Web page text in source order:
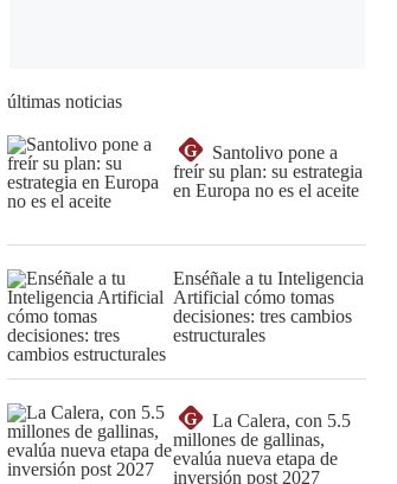
últimas noticias
G
Santolivo pone a
freír su plan: su estrategia
en Europa no es el aceite
Enséñale a tu Inteligencia
Artificial cómo tomas
decisiones: tres cambios
estructurales
G
La Calera, con 5.5
millones de gallinas,
evalúa nueva etapa de
inversión post 2027